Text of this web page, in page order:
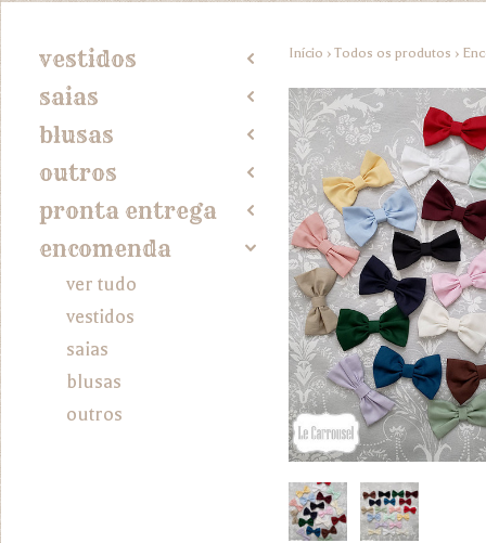
vestidos 2
saias 2
blusas 2
outros 2
pronta entrega 2
encomenda 4
ver tudo
vestidos
saias
blusas
outros
Início › Todos os produtos ›